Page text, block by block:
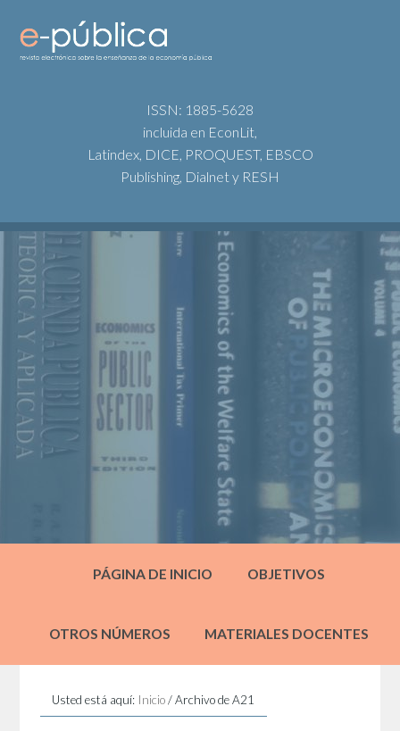
ISSN: 1885-5628
incluida en EconLit,
Latindex, DICE, PROQUEST, EBSCO
Publishing, Dialnet y RESH
PÁGINA DE INICIO OBJETIVOS
OTROS NÚMEROS MATERIALES DOCENTES
Usted está aquí: Inicio /Archivo de A21